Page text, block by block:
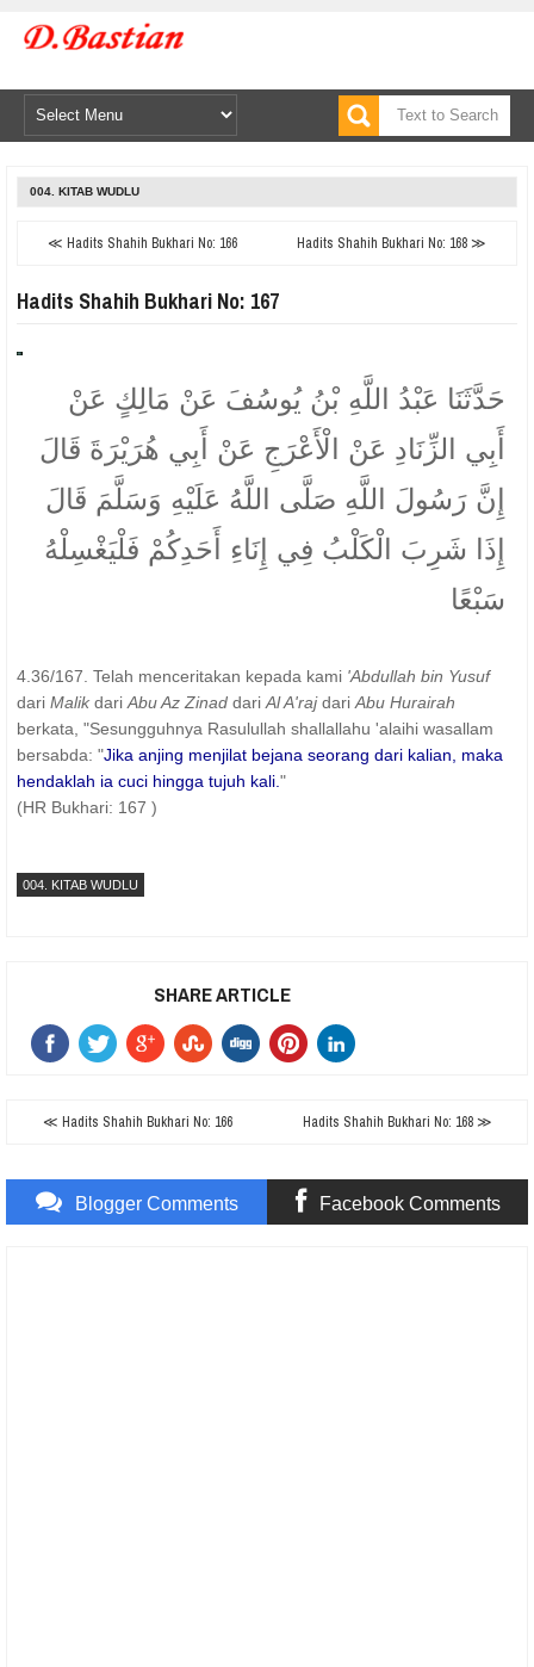
004. KITAB WUDLU
≪ Hadits Shahih Bukhari No: 166 Hadits Shahih Bukhari No: 168 ≫
Hadits Shahih Bukhari No: 167
حَدَّثَنَا عَبْدُ اللَّهِ بْنُ يُوسُفَ عَنْ مَالِكٍ عَنْ
أَبِي الزِّنَادِ عَنْ الْأَعْرَجِ عَنْ أَبِي هُرَيْرَةَ قَالَ
إِنَّ رَسُولَ اللَّهِ صَلَّى اللَّهُ عَلَيْهِ وَسَلَّمَ قَالَ
إِذَا شَرِبَ الْكَلْبُ فِي إِنَاءِ أَحَدِكُمْ فَلْيَغْسِلْهُ
سَبْعًا
4.36/167. Telah menceritakan kepada kami 'Abdullah bin Yusuf
dari Malik dari Abu Az Zinad dari Al A'rajdari Abu Hurairah
berkata, "Sesungguhnya Rasulullah shallallahu 'alaihi wasallam
bersabda: "Jika anjing menjilat bejana seorang dari kalian, maka
hendaklah ia cuci hingga tujuh kali. "
(HR Bukhari: 167 )
004. KITAB WUDLU
SHARE ARTICLE
≪ Hadits Shahih Bukhari No: 166 Hadits Shahih Bukhari No: 168 ≫
Blogger Comments Facebook Comments